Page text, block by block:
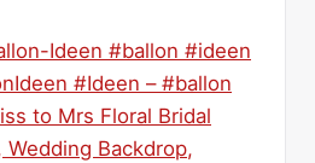
Ideen #ballon #ideen
#Ideen – #ballon
to Mrs Floral Bridal
Wedding Backdrop,